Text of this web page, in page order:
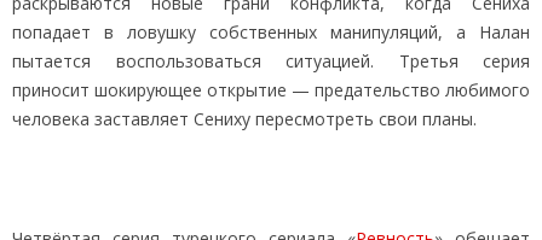
попадает в ловушку собственных манипуляций, а Налан
пытается воспользоваться ситуацией. Третья серия
приносит шокирующее открытие — предательство любимого
человека заставляет Сениху пересмотреть свои планы.